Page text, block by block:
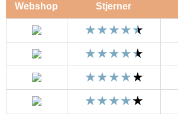
Webshop Stjerner